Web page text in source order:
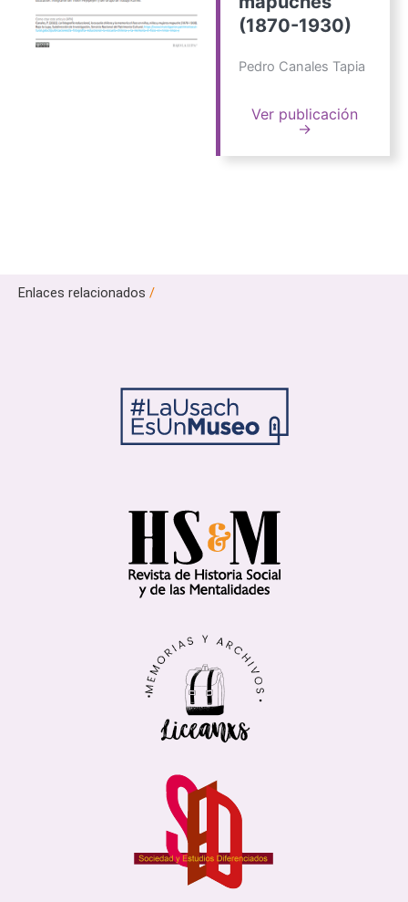
(1870-1930)
Pedro Canales Tapia
Ver publicación
→
Enlaces relacionados /